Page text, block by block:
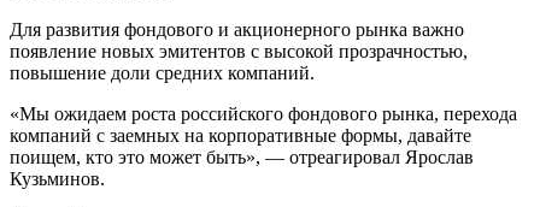
Для развития фондового и акционерного рынка важно
появление новых эмитентов с высокой прозрачностью,
повышение доли средних компаний.
«Мы ожидаем роста российского фондового рынка, перехода
компаний с заемных на корпоративные формы, давайте
поищем, кто это может быть», — отреагировал Ярослав
Кузьминов.